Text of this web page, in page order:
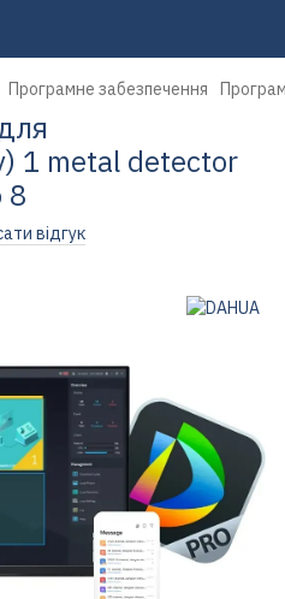
Програмне забезпечення
1 metal detector
8
відгук